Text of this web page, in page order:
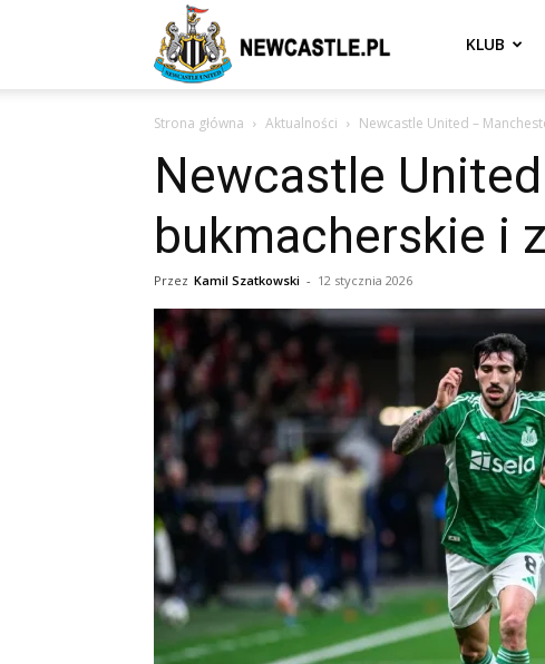
Newcastle
United
–
aktualności
(transfery,
mecze,
skład)
KLUB
Strona główna Aktualności Newcastle United –
Newcastle
bukmacherskie i
Przez Kamil Szatkowski - 12 stycznia 2026